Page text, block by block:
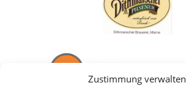
Zustimmung verwalten